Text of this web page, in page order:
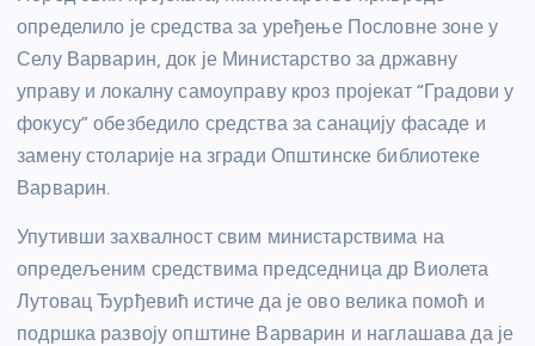
определило је средства за уређење Пословне зоне у
Селу Варварин, док је Министарство за државну
управу и локалну самоуправу кроз пројекат “Градови у
фокусу” обезбедило средства за санацију фасаде и
замену столарије на згради Општинске библиотеке
Варварин.
Упутивши захвалност свим министарствима на
опредељеним средствима председница др Виолета
Лутовац Ђурђевић истиче да је ово велика помоћ и
подршка развоју општине Варварин и наглашава да је